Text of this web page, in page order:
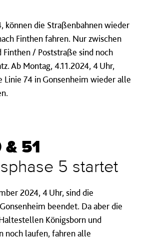
können die Straßenbahnen wieder
Finthen fahren. Nur zwischen
/ Poststraße sind noch
Ab Montag, 4.11.2024, 4 Uhr,
Linie 74 in Gonsenheim wieder alle
51
5 startet
2024, 4 Uhr, sind die
beendet. Da aber die
Königsborn und
noch laufen, fahren alle